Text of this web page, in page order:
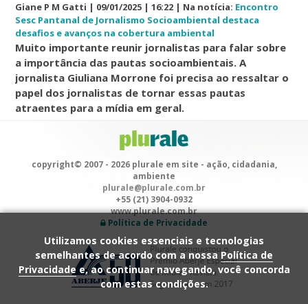
Giane P M Gatti | 09/01/2025 | 16:22 | Na notícia: Encontro
Sesc Pantanal de Jornalismo Socioambiental destaca
desafios e avanços na cobertura ambiental
Muito importante reunir jornalistas para falar sobre
a importância das pautas socioambientais. A
jornalista Giuliana Morrone foi precisa ao ressaltar o
papel dos jornalistas de tornar essas pautas
atraentes para a mídia em geral.
Marilene Lopes | 03/12/2024 | 21:25 | Na notícia:
Calainho: “A economia criativa tem a sustentabilidade no
Destaco a entrevista do Calainho. Maravilhosa!!!!!!
Giane P M Gatti | 03/12/2024 | 18:19 | Na notícia:
Brasil foca na economia circular do cobre para o futuro da
eletrificação
Precisamos reduzir drasticamente as emissões de
gases de efeito estufa e trabalhar a circularidade
dos produtos e das matérias-primas.
copyright© 2007 - 2026 plurale em site - ação, cidadania,
ambiente
plurale@plurale.com.br
+55 (21) 3904-0932
www.plurale.com.br
Política de Privacidade
Utilizamos cookies essenciais e tecnologias
semelhantes de acordo com a nossaPolítica de
Privacidadee, ao continuar navegando, você concorda
com estas condições.